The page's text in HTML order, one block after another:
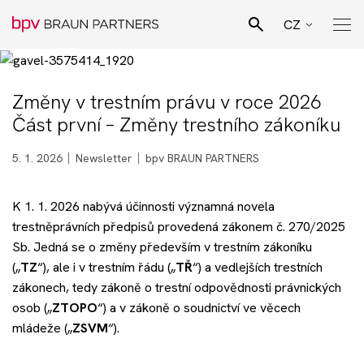
Pro Bono poradenství
Naši lidé
Právní specializace
Podnikatelské sektory
CZ
DE
Změny v trestním právu v roce 2026
Část první – Změny trestního zákoníku
5. 1. 2026 Newsletter bpv BRAUN PARTNERS
K 1. 1. 2026 nabývá účinnosti významná novela
trestněprávních předpisů provedená zákonem č. 270/2025
Sb. Jedná se o změny především v trestním zákoníku
(„TZ“), ale i v trestním řádu („TŘ“) a vedlejších trestních
zákonech, tedy zákoně o trestní odpovědnosti právnických
osob („ZTOPO“) a v zákoně o soudnictví ve věcech
mládeže („ZSVM“).